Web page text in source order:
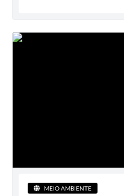
MEIO AMBIENTE